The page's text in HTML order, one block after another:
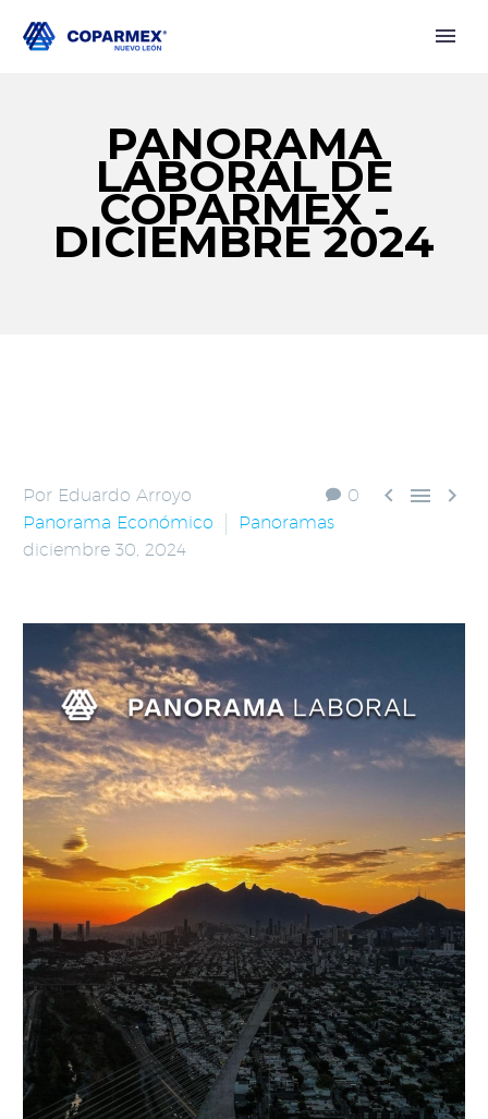
PANORAMA
LABORAL DE
COPARMEX -
DICIEMBRE 2024
0   
Por Eduardo Arroyo
Panorama Económico
Panoramas
diciembre 30, 2024